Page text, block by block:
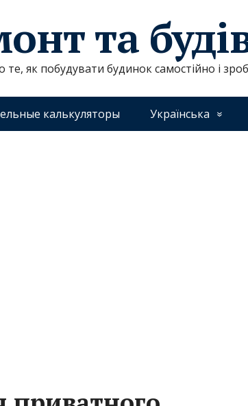
та
як побудувати будинок самостійно і
калькуляторы Українська